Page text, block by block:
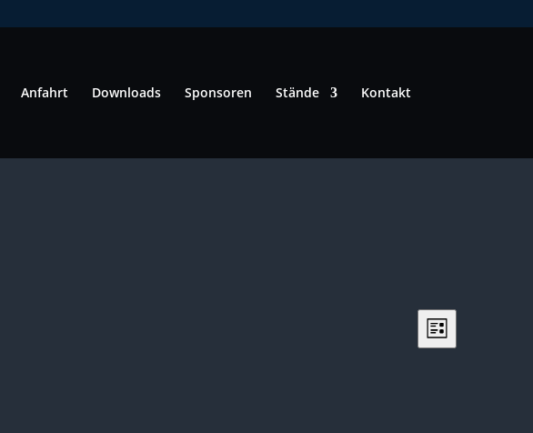
Anfahrt Downloads Sponsoren Stände Kontakt
ANSICHTEN-
NAVIGATION
ANSICHTEN-
Liste